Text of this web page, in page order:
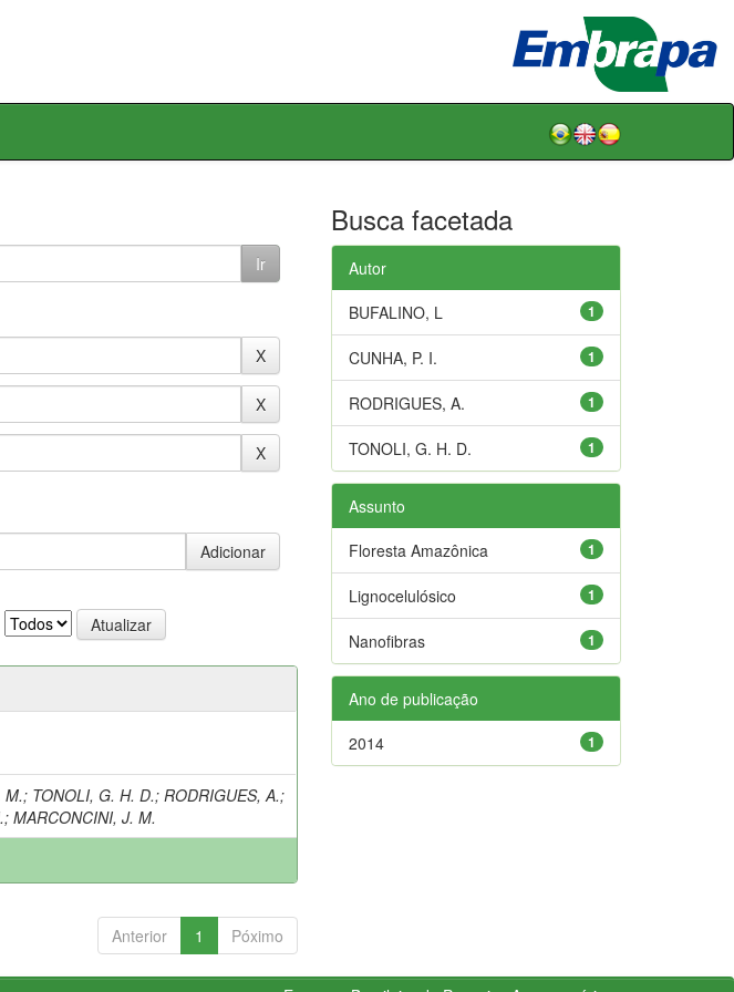
M.; TONOLI, G. H. D.; RODRIGUES, A.;
;MARCONCINI, J. M.
Anterior 1 Póximo
Busca facetada
Autor
1
BUFALINO, L
1
CUNHA, P. I.
1
RODRIGUES, A.
1
TONOLI, G. H. D.
Assunto
1
Floresta Amazônica
1
Lignocelulósico
1
Nanofibras
Ano de publicação
1
2014